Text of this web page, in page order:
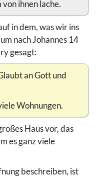
ihnen lache.
in dem, was wir ins
nach Johannes 14
gesagt:
an Gott und
Wohnungen.
Haus vor, das
es ganz viele
beschreiben, ist